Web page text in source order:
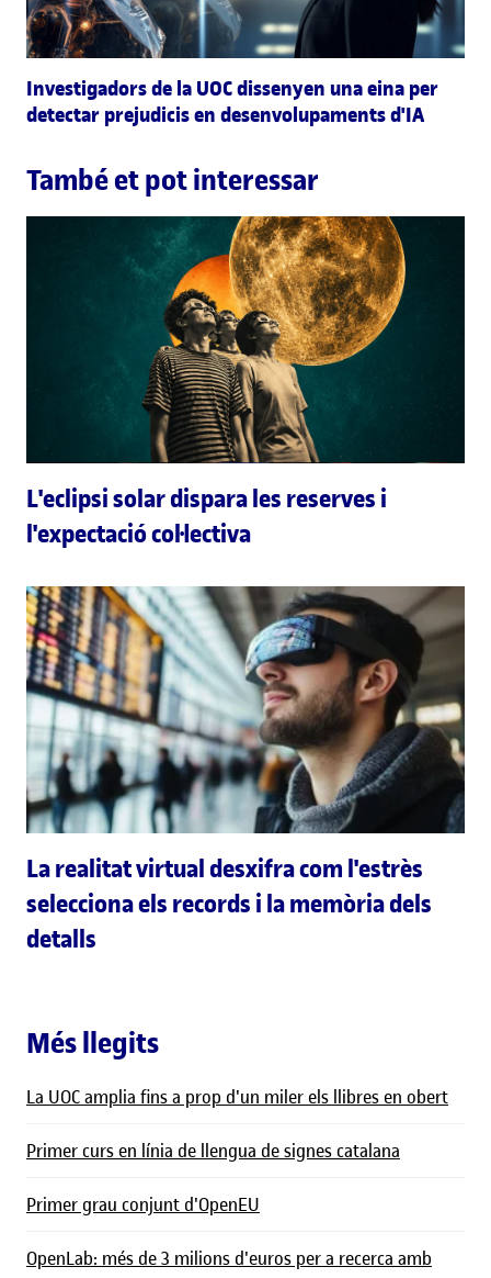
Investigadors de la UOC dissenyen una eina per
detectar prejudicis en desenvolupaments d'IA
També et pot interessar
L'eclipsi solar dispara les reserves i
l'expectació col·lectiva
La realitat virtual desxifra com l'estrès
selecciona els records i la memòria dels
detalls
Més llegits
La UOC amplia fins a prop d'un miler els llibres en obert
Primer curs en línia de llengua de signes catalana
Primer grau conjunt d'OpenEU
OpenLab: més de 3 milions d'euros per a recerca amb